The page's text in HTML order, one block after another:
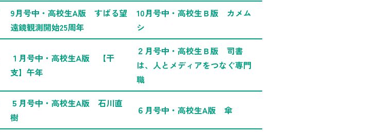
9月号中・高校生A版 すばる望
遠鏡観測開始25周年
10月号中・高校生Ｂ版 カメム
シ
１月号中・高校生A版 【干
支】午年
２月号中・高校生Ｂ版 司書
は、人とメディアをつなぐ専門
職
５月号中・高校生A版 石川直
樹
６月号中・高校生A版 傘